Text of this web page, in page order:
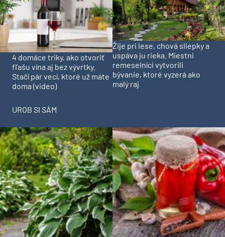
4 domáce triky, ako otvoriť
fľašu vína aj bez vývrtky.
Stačí pár vecí, ktoré už máte
doma (video)
Žije pri lese, chová sliepky a
uspáva ju rieka. Miestni
remeselníci vytvorili
bývanie, ktoré vyzerá ako
malý raj
UROB SI SÁM